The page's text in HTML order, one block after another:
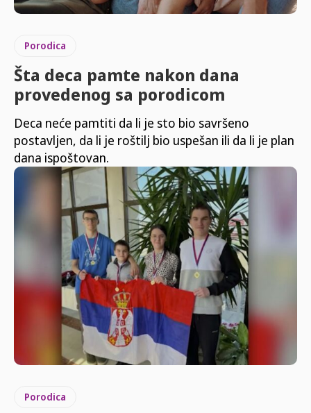
Porodica
Šta deca pamte nakon dana
provedenog sa porodicom
Deca neće pamtiti da li je sto bio savršeno
postavljen, da li je roštilj bio uspešan ili da li je plan
dana ispoštovan.
Porodica